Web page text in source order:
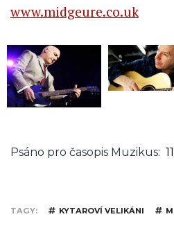
www.midgeure.co.uk
Psáno pro časopis Muzikus
TAGY KYTAROVÍ VELIKÁNI